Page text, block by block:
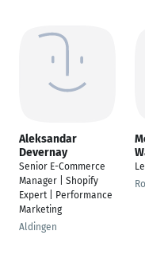
Aleksandar
Devernay
Senior E-Commerce
Manager | Shopify
Expert | Performance
Marketing
Aldingen